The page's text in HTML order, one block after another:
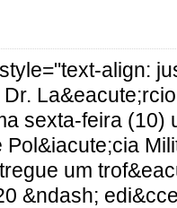
align:
sexta-feira (10)
um
&ndash;